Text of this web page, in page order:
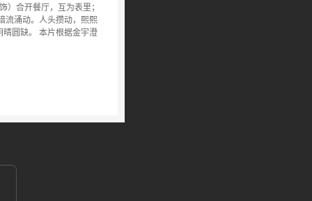
）合开餐厅，互为表里；
流涌动。人头攒动，熙熙
圆缺。 本片根据金宇澄